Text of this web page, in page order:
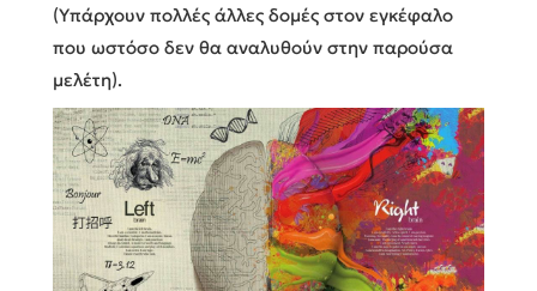
(Υπάρχουν πολλές άλλες δομές στον εγκέφαλο
που ωστόσο δεν θα αναλυθούν στην παρούσα
μελέτη).